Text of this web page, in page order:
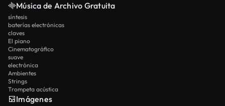
Música de Archivo Gratuita
síntesis
baterías electrónicas
claves
El piano
Cinematográfico
suave
electrónica
Ambientes
Strings
Trompeta acústica
Imágenes